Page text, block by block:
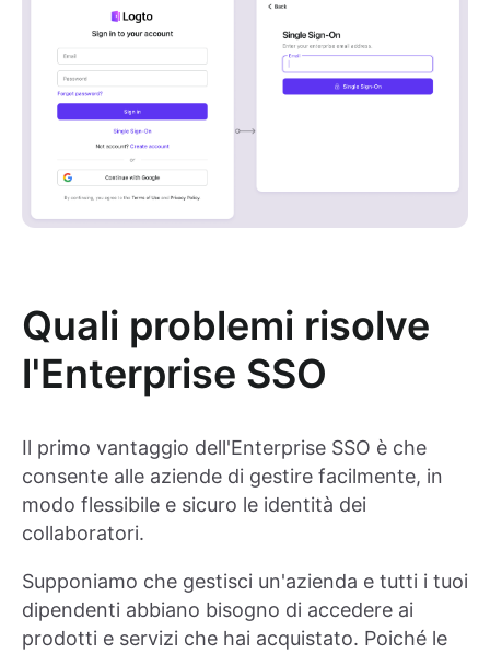
Quali problemi risolve
l'Enterprise SSO
Il primo vantaggio dell'Enterprise SSO è che
consente alle aziende di gestire facilmente, in
modo flessibile e sicuro le identità dei
collaboratori.
Supponiamo che gestisci un'azienda e tutti i tuoi
dipendenti abbiano bisogno di accedere ai
prodotti e servizi che hai acquistato. Poiché le